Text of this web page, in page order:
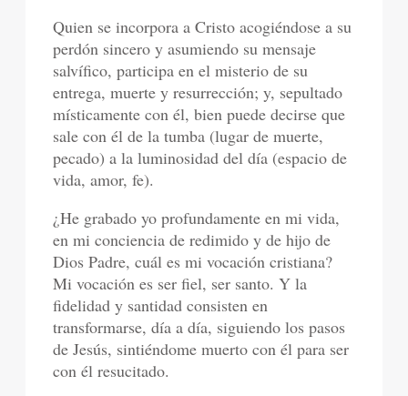
Quien se incorpora a Cristo acogiéndose a su
perdón sincero y asumiendo su mensaje
salvífico, participa en el misterio de su
entrega, muerte y resurrección; y, sepultado
místicamente con él, bien puede decirse que
sale con él de la tumba (lugar de muerte,
pecado) a la luminosidad del día (espacio de
vida, amor, fe).
¿He grabado yo profundamente en mi vida,
en mi conciencia de redimido y de hijo de
Dios Padre, cuál es mi vocación cristiana?
Mi vocación es ser fiel, ser santo. Y la
fidelidad y santidad consisten en
transformarse, día a día, siguiendo los pasos
de Jesús, sintiéndome muerto con él para ser
con él resucitado.